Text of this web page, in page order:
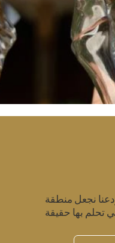
نجعل منطقة
تحلم بها حقيقة